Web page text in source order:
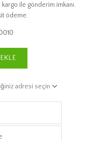
ile gönderim imkanı.
ödeme.
adresi seçin